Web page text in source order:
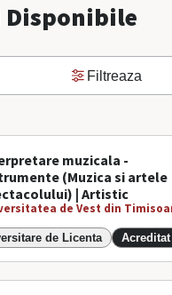
Disponibile
Filtreaza
muzicala -
(Muzica si artele
| Artistic
de Vest din
de Licenta